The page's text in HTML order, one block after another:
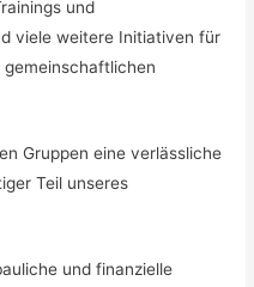
und
viele weitere Initiativen für
Gruppen eine verlässliche
Teil unseres
und finanzielle